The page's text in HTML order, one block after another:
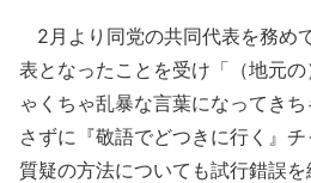
2月より同党の共同代表を務め
表となったことを受け「（地元
ゃくちゃ乱暴な言葉になってき
さずに『敬語でどつきに行く』
質疑の方法についても試行錯誤